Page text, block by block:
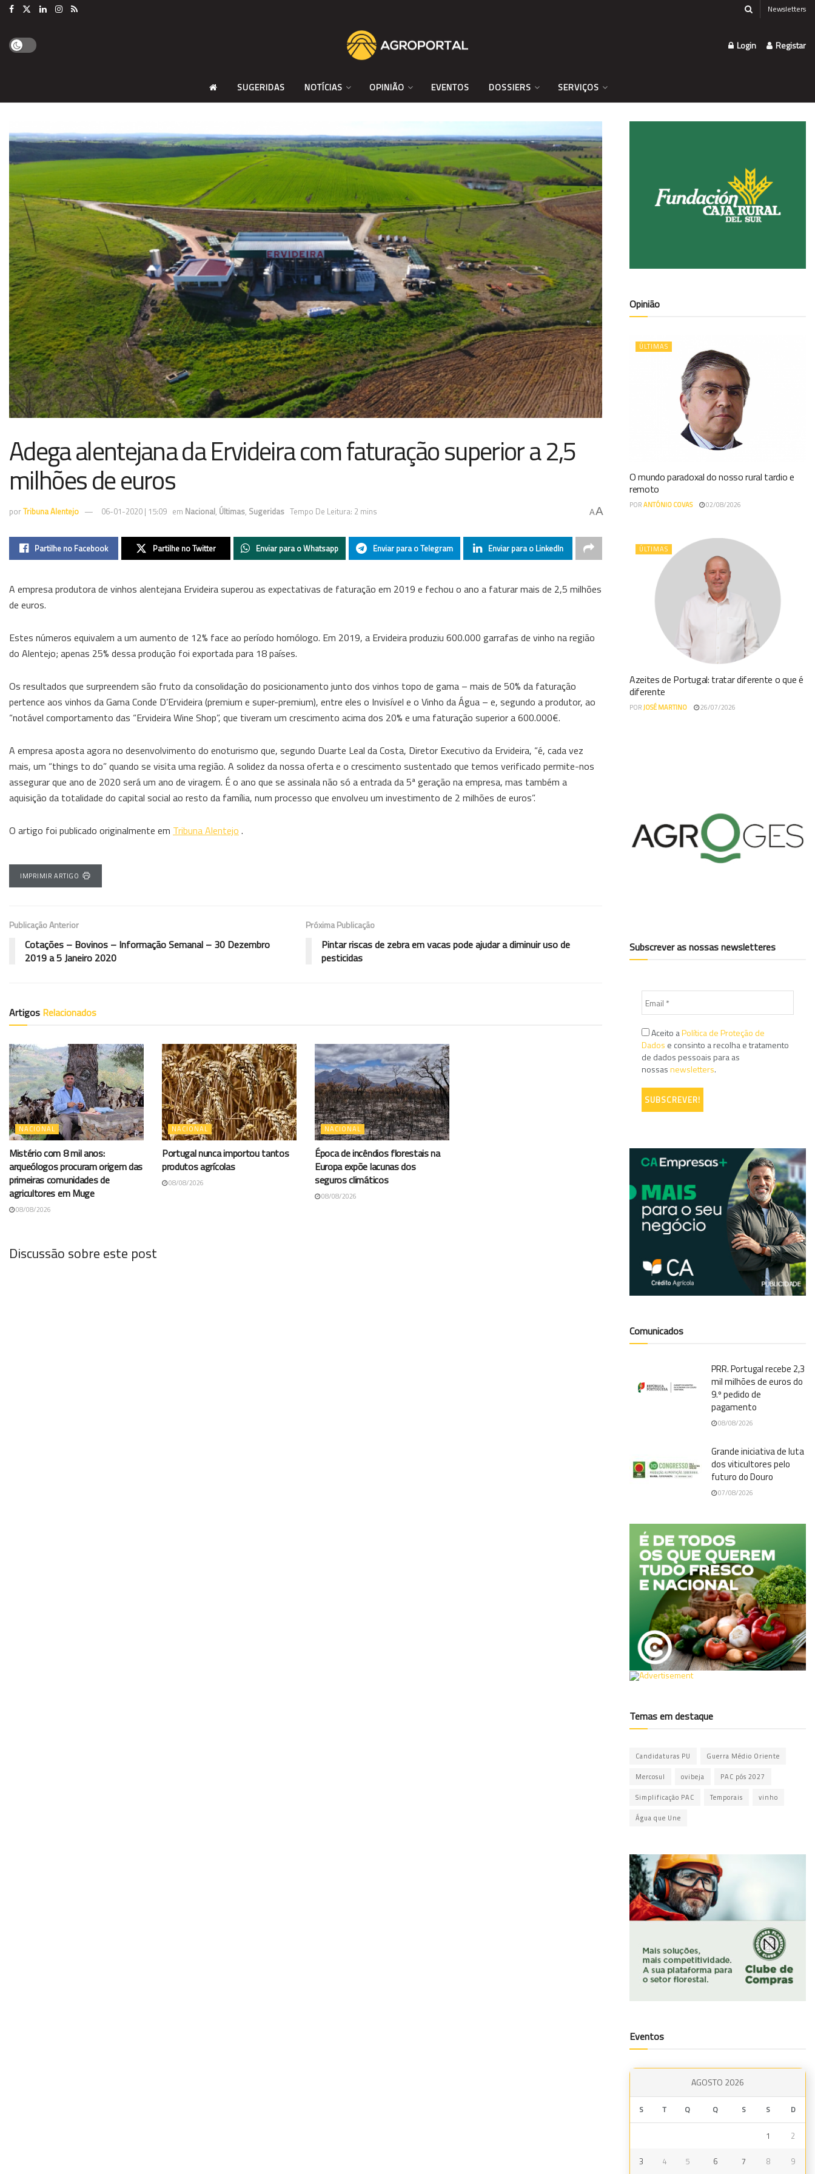
Newsletters
Login Registar
SUGERIDAS NOTÍCIAS OPINIÃO EVENTOS DOSSIERS SERVIÇOS
Adega alentejana da Ervideira com faturação superior a 2,5
milhões de euros
porTribuna Alentejo 06-01-2020 | 15:09 em Nacional, Últimas, Sugeridas Tempo De Leitura: 2 mins AA
Partilhe no Facebook Partilhe no Twitter Enviar para o Whatsapp Enviar para o Telegram Enviar para o LinkedIn
A empresa produtora de vinhos alentejana Ervideira superou as expectativas de faturação em 2019 e fechou o ano a faturar mais de 2,5 milhões
de euros.
Estes números equivalem a um aumento de 12% face ao período homólogo. Em 2019, a Ervideira produziu 600.000 garrafas de vinho na região
do Alentejo; apenas 25% dessa produção foi exportada para 18 países.
Os resultados que surpreendem são fruto da consolidação do posicionamento junto dos vinhos topo de gama – mais de 50% da faturação
pertence aos vinhos da Gama Conde D’Ervideira (premium e super-premium), entre eles o Invisível e o Vinho da Água – e, segundo a produtor, ao
“notável comportamento das “Ervideira Wine Shop”, que tiveram um crescimento acima dos 20% e uma faturação superior a 600.000€.
A empresa aposta agora no desenvolvimento do enoturismo que, segundo Duarte Leal da Costa, Diretor Executivo da Ervideira, “é, cada vez
mais, um “things to do” quando se visita uma região. A solidez da nossa oferta e o crescimento sustentado que temos verificado permite-nos
assegurar que ano de 2020 será um ano de viragem. É o ano que se assinala não só a entrada da 5ª geração na empresa, mas também a
aquisição da totalidade do capital social ao resto da família, num processo que envolveu um investimento de 2 milhões de euros”.
O artigo foi publicado originalmente em Tribuna Alentejo .
IMPRIMIR ARTIGO
Publicação Anterior
Cotações – Bovinos – Informação Semanal – 30 Dezembro
2019 a 5 Janeiro 2020
Próxima Publicação
Pintar riscas de zebra em vacas pode ajudar a diminuir uso de
pesticidas
Artigos Relacionados
NACIONAL
Mistério com 8 mil anos:
arqueólogos procuram origem das
primeiras comunidades de
agricultores em Muge
08/08/2026
NACIONAL
Portugal nunca importou tantos
produtos agrícolas
08/08/2026
NACIONAL
Época de incêndios florestais na
Europa expõe lacunas dos
seguros climáticos
08/08/2026
Discussão sobre este post
Opinião
ÚLTIMAS
O mundo paradoxal do nosso rural tardio e
remoto
PORANTÓNIO COVAS 02/08/2026
ÚLTIMAS
Azeites de Portugal: tratar diferente o que é
diferente
PORJOSÉ MARTINO 26/07/2026
Subscrever as nossas newsletteres
Aceito aPolítica de Proteção de
Dados e consinto a recolha e tratamento
de dados pessoais para as
nossasnewsletters.
Comunicados
PRR. Portugal recebe 2,3
mil milhões de euros do
9.º pedido de
pagamento
08/08/2026
Grande iniciativa de luta
dos viticultores pelo
futuro do Douro
07/08/2026
Temas em destaque
Candidaturas PU Guerra Médio Oriente
Mercosul ovibeja PAC pós 2027
Simplificação PAC Temporais vinho
Água que Une
Eventos
AGOSTO 2026
S T Q Q S S D
1 2
3 4 5 6 7 8 9